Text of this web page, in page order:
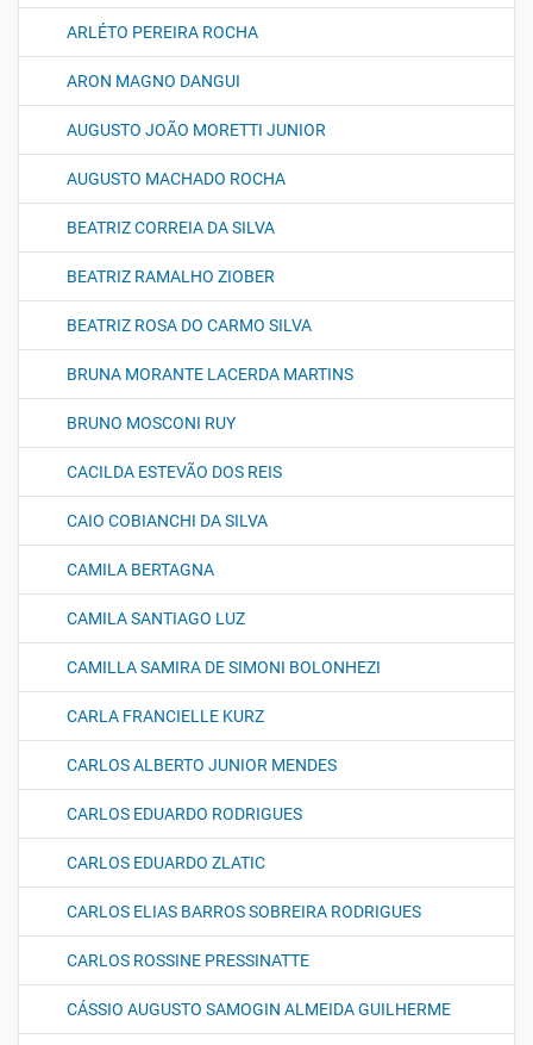
ARLÉTO PEREIRA ROCHA
ARON MAGNO DANGUI
AUGUSTO JOÃO MORETTI JUNIOR
AUGUSTO MACHADO ROCHA
BEATRIZ CORREIA DA SILVA
BEATRIZ RAMALHO ZIOBER
BEATRIZ ROSA DO CARMO SILVA
BRUNA MORANTE LACERDA MARTINS
BRUNO MOSCONI RUY
CACILDA ESTEVÃO DOS REIS
CAIO COBIANCHI DA SILVA
CAMILA BERTAGNA
CAMILA SANTIAGO LUZ
CAMILLA SAMIRA DE SIMONI BOLONHEZI
CARLA FRANCIELLE KURZ
CARLOS ALBERTO JUNIOR MENDES
CARLOS EDUARDO RODRIGUES
CARLOS EDUARDO ZLATIC
CARLOS ELIAS BARROS SOBREIRA RODRIGUES
CARLOS ROSSINE PRESSINATTE
CÁSSIO AUGUSTO SAMOGIN ALMEIDA GUILHERME